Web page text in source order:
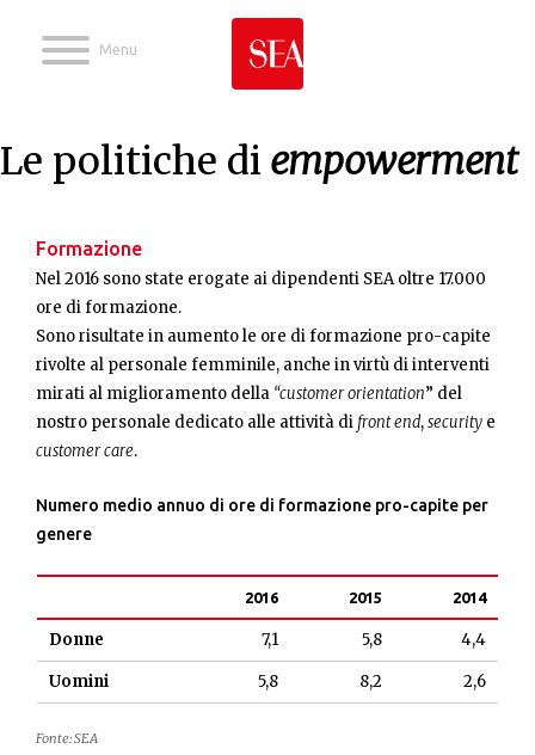
Jump to navigation
Le politiche di empowerment
Formazione
Nel 2016 sono state erogate ai dipendenti SEA oltre 17.000
ore di formazione.
Sono risultate in aumento le ore di formazione pro-capite
rivolte al personale femminile, anche in virtù di interventi
mirati al miglioramento della “customer orientation” del
nostro personale dedicato alle attività di front end,security e
customer care.
Numero medio annuo di ore di formazione pro-capite per
genere
2016 2015 2014
Donne 7,1 5,8 4,4
Uomini 5,8 8,2 2,6
Fonte: SEA